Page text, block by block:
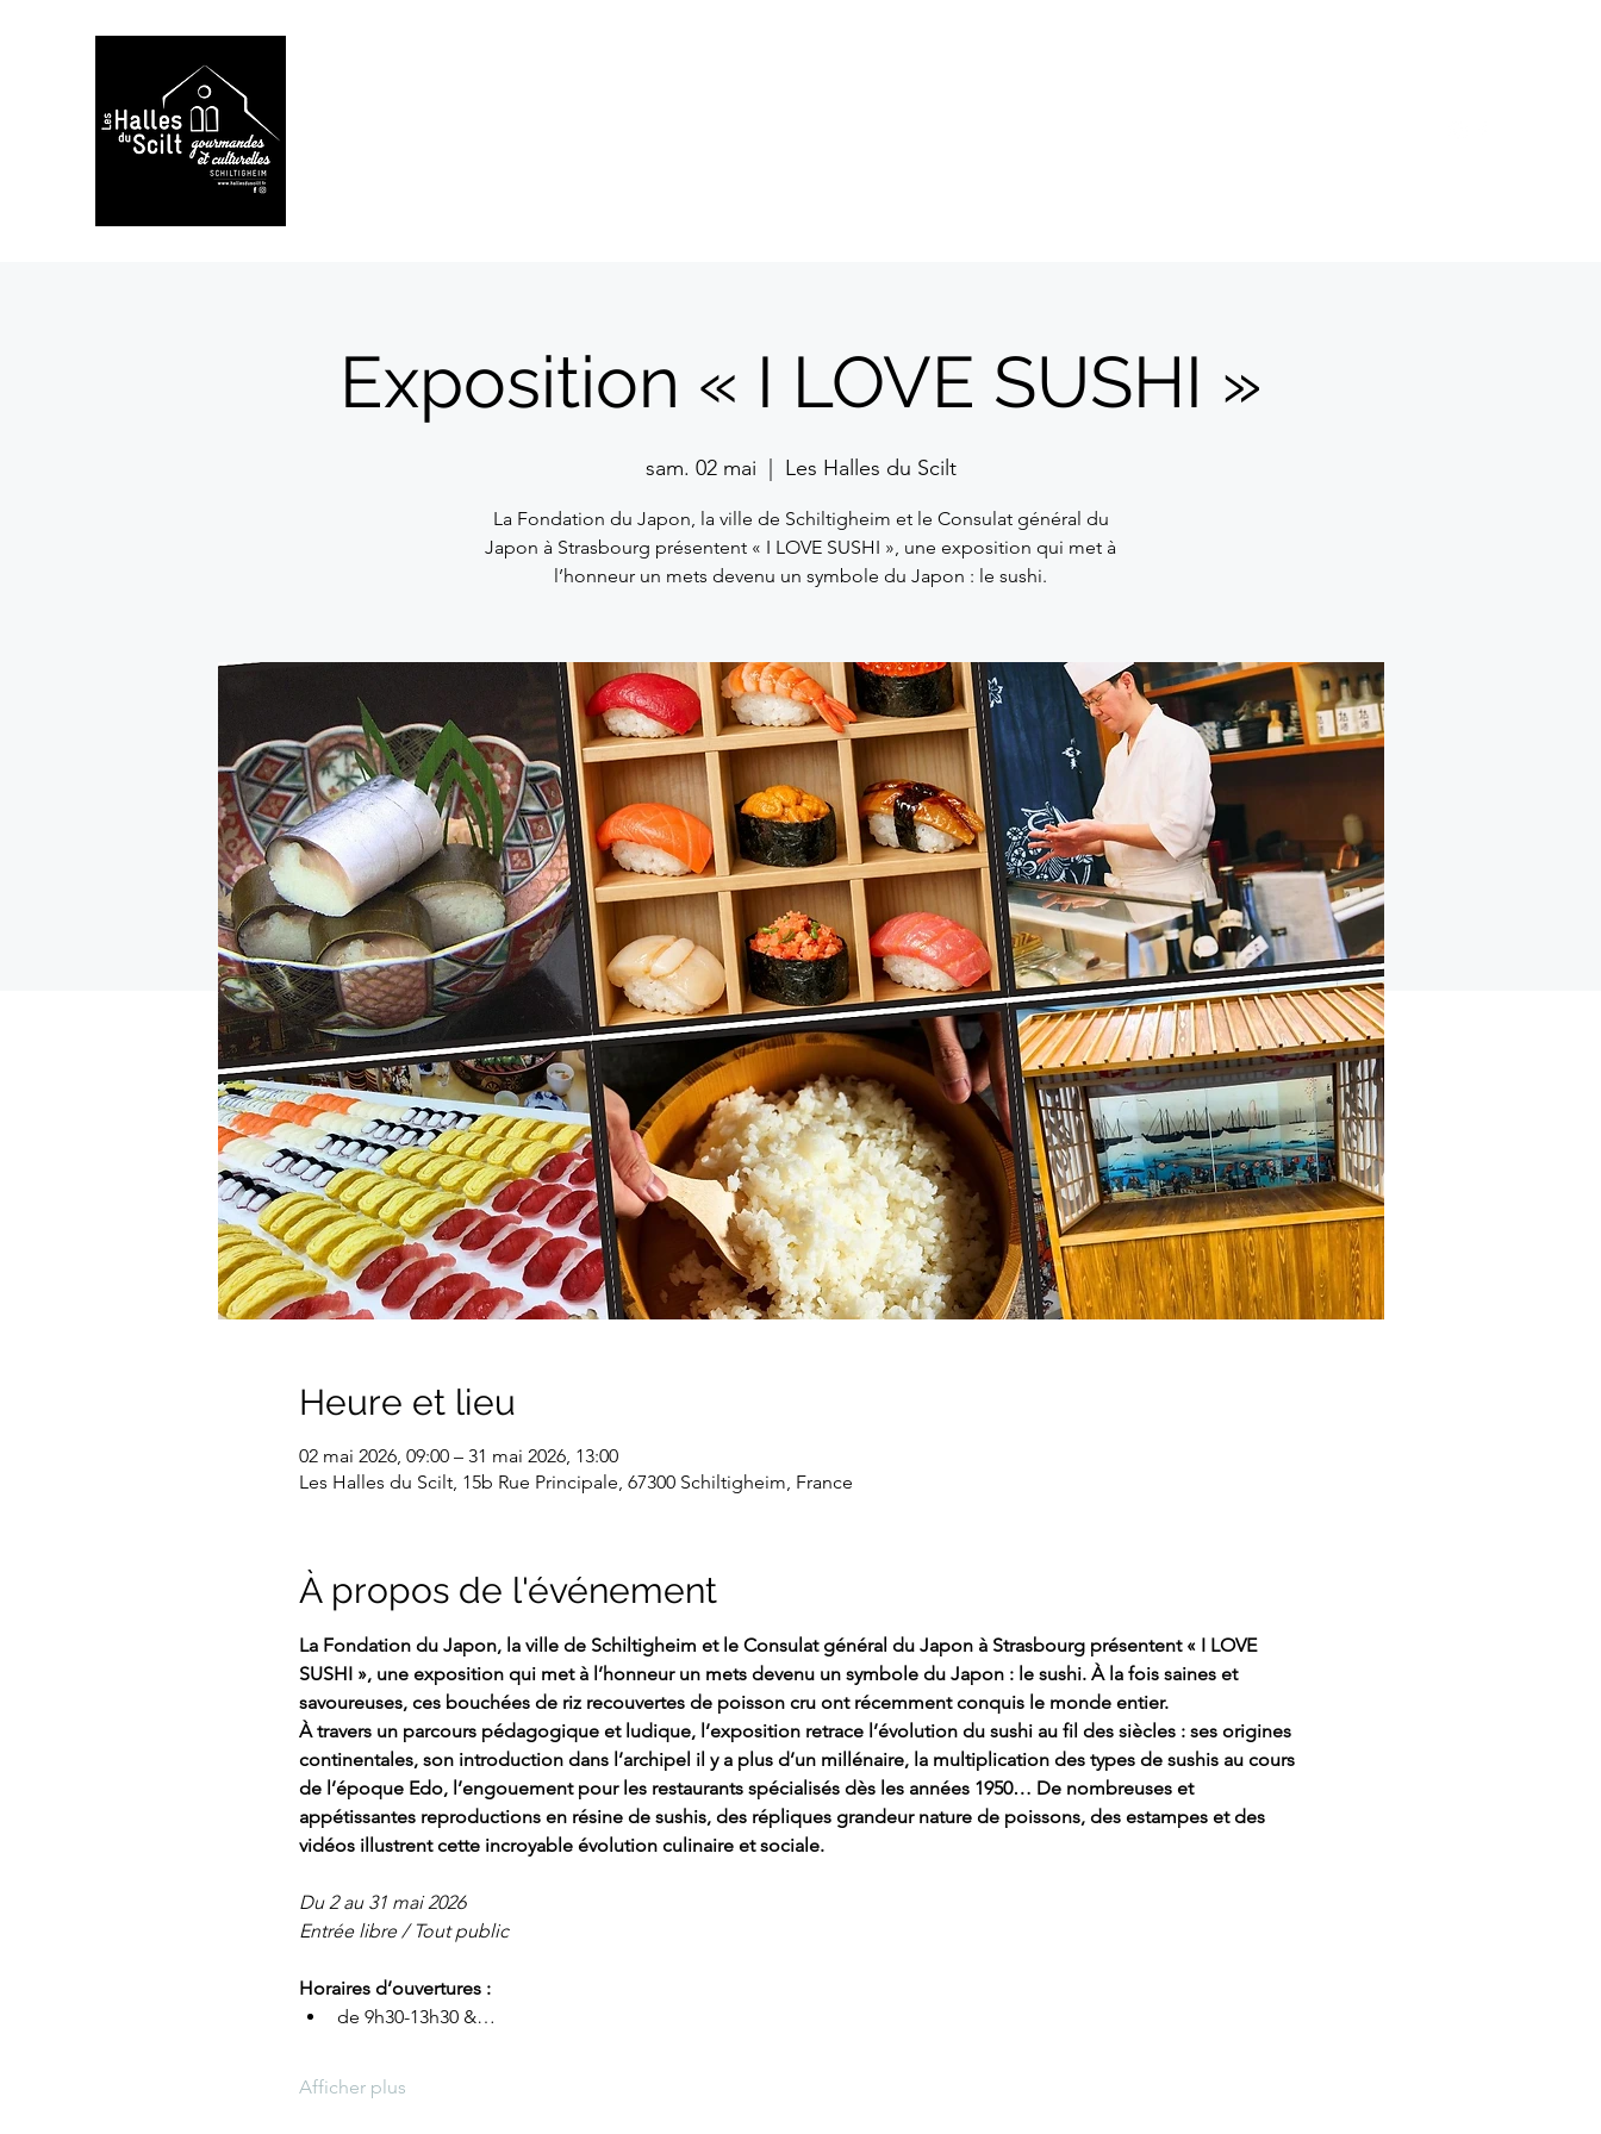
Exposition « I LOVE SUSHI »
sam. 02 mai Les Halles du Scilt
La Fondation du Japon, la ville de Schiltigheim et le Consulat général du
Japon à Strasbourg présentent « I LOVE SUSHI », une exposition qui met à
l’honneur un mets devenu un symbole du Japon : le sushi.
Heure et lieu
02 mai 2026, 09:00 – 31 mai 2026, 13:00
Les Halles du Scilt, 15b Rue Principale, 67300 Schiltigheim, France
À propos de l'événement
La Fondation du Japon, la ville de Schiltigheim et le Consulat général du Japon à Strasbourg présentent « I LOVE
SUSHI », une exposition qui met à l’honneur un mets devenu un symbole du Japon : le sushi. À la fois saines et
savoureuses, ces bouchées de riz recouvertes de poisson cru ont récemment conquis le monde entier.
À travers un parcours pédagogique et ludique, l’exposition retrace l’évolution du sushi au fil des siècles : ses origines
continentales, son introduction dans l’archipel il y a plus d’un millénaire, la multiplication des types de sushis au cours
de l’époque Edo, l’engouement pour les restaurants spécialisés dès les années 1950… De nombreuses et
appétissantes reproductions en résine de sushis, des répliques grandeur nature de poissons, des estampes et des
vidéos illustrent cette incroyable évolution culinaire et sociale.
Du 2 au 31 mai 2026
Entrée libre / Tout public
Horaires d’ouvertures :
de 9h30-13h30 &…
Afficher plus